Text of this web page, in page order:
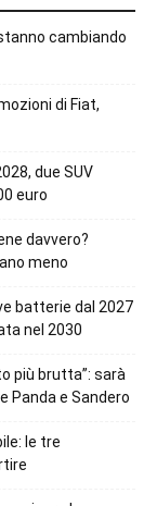
cambiando
di Fiat,
due SUV
euro
davvero?
meno
batterie dal 2027
nel 2030
più brutta”: sarà
Panda e Sandero
le tre